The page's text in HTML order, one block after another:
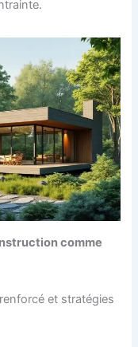
comme
et stratégies